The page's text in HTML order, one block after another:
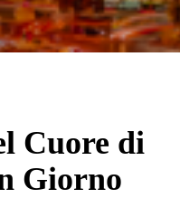
Cuore di
Giorno